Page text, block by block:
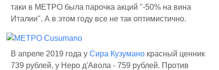
таки в МЕТРО была парочка акций "-50% на вина
Италии". А в этом году все не так оптимистично.
В апреле 2019 года у Сира Кузумано красный ценник
739 рублей, у Неро д'Авола - 759 рублей. Против